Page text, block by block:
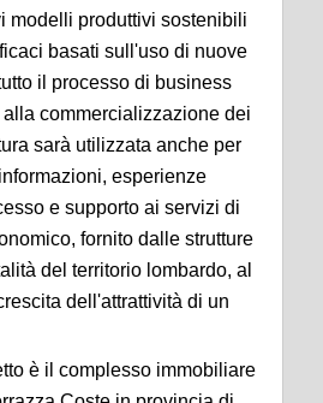
modelli produttivi sostenibili
basati sull'uso di nuove
il processo di business
commercializzazione dei
sarà utilizzata anche per
esperienze
e supporto ai servizi di
fornito dalle strutture
del territorio lombardo, al
dell'attrattività di un
è il complesso immobiliare